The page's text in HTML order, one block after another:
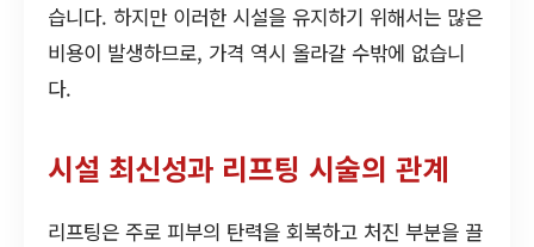
습니다. 하지만 이러한 시설을 유지하기 위해서는 많은
비용이 발생하므로, 가격 역시 올라갈 수밖에 없습니
다.
시설 최신성과 리프팅 시술의 관계
리프팅은 주로 피부의 탄력을 회복하고 처진 부분을 끌